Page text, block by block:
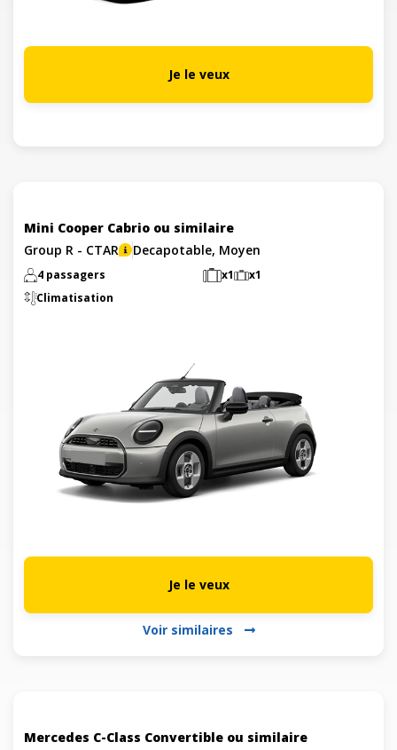
Je le veux
Mini Cooper Cabrio ou similaire
Group R - CTAR
Decapotable, Moyen
4 passagers x1
x1
Climatisation
Je le veux
Voir similaires
Mercedes C-Class Convertible ou similaire